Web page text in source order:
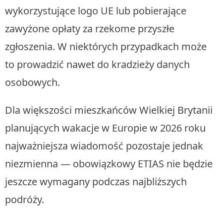
wykorzystujące logo UE lub pobierające
zawyżone opłaty za rzekome przyszłe
zgłoszenia. W niektórych przypadkach może
to prowadzić nawet do kradzieży danych
osobowych.
Dla większości mieszkańców Wielkiej Brytanii
planujących wakacje w Europie w 2026 roku
najważniejsza wiadomość pozostaje jednak
niezmienna — obowiązkowy ETIAS nie będzie
jeszcze wymagany podczas najbliższych
podróży.